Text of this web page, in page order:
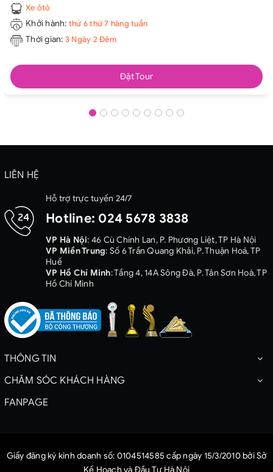
Xe ôtô
Khởi hành: thứ 6 thứ 7 hàng tuần
Thời gian: 3 Ngày 2 Đêm
Đặt Tour
LIÊN HỆ
Hỗ trợ trực tuyến 24/7
Hotline: 024 5678 3838
VP Hà Nội: 46 Cù Chính Lan, P. Phương Liệt, TP Hà Nội
VP Miền Trung: Số 6 Trần Quang Khải, P. Thuận Hoá, TP
Huế
VP Hồ Chí Minh: Tầng 4, 14A Sông Đà, P. Tân Sơn Hoà, TP
Hồ Chí Minh
THÔNG TIN
CHĂM SÓC KHÁCH HÀNG
FANPAGE
Giấy đăng ký kinh doanh số: 0104514585 cấp ngày 15/3/2010 bởi Sở